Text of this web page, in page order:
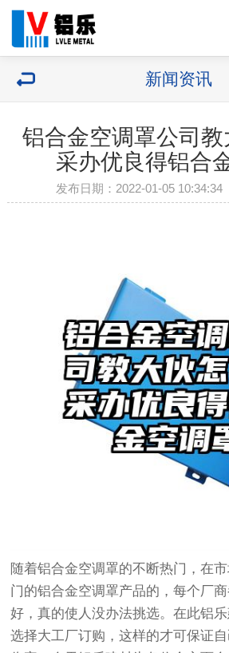
新闻资讯
铝合金空调罩公司
采办优良得铝合
发布日期：2022-01-05
随着铝合金空调罩的不断热门，在
门的铝合金空调罩产品的，每个厂
好，真的使人没办法挑选。在此铝
选择大工厂订购，这样的才可保证